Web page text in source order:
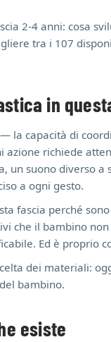
2-4 anni: cosa
tra i 107
in
la capacità di
richiede
un suono diverso a
a ogni gesto.
fascia perché
che il bambino
Ed è proprio
dei materiali:
bambino.
esiste